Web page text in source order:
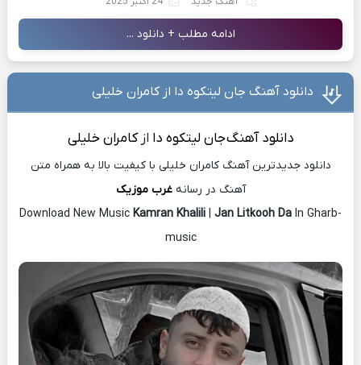
ادامه مطلب + دانلود ...
دانلود آهنگ جان لیتکوه دا از کامران خلیلی
دانلود آهنگجان لیتکوه دا ازکامران خلیلی
دانلود جدیدترین آهنگ کامران خلیلی با کیفیت بالا به همراه متن
آهنگ در رسانهغرب موزیک
Download New Music Kamran Khalili Jan Litkooh Da In Gharb-
music